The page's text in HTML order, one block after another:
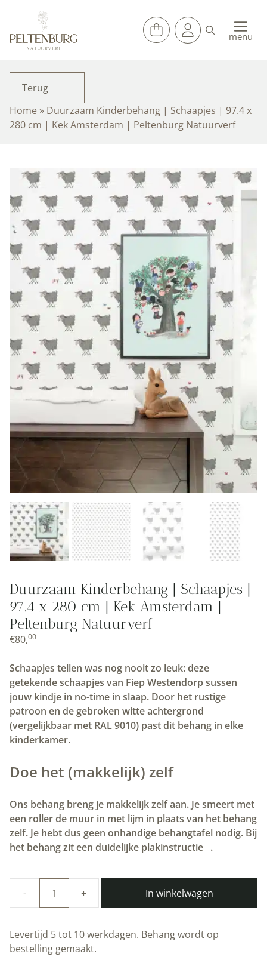
de
inhoud
menu
Terug
Home » Duurzaam Kinderbehang | Schaapjes | 97.4 x
280 cm | Kek Amsterdam | Peltenburg Natuurverf
Duurzaam Kinderbehang | Schaapjes |
97.4 x 280 cm | Kek Amsterdam |
Peltenburg Natuurverf
€80,00
Schaapjes tellen was nog nooit zo leuk: deze
getekende schaapjes van Fiep Westendorp sussen
jouw kindje in no-time in slaap. Door het rustige
patroon en de gebroken witte achtergrond
(vergelijkbaar met RAL 9010) past dit behang in elke
kinderkamer.
Doe het (makkelijk) zelf
Ons behang breng je makkelijk zelf aan. Je smeert met
een roller de muur in met lijm in plaats van het behang
zelf. Je hebt dus geen onhandige behangtafel nodig. Bij
het behang zit een duidelijke plakinstructie .
Schaapjes
In winkelwagen
Levertijd 5 tot 10 werkdagen. Behang wordt op
bestelling gemaakt.